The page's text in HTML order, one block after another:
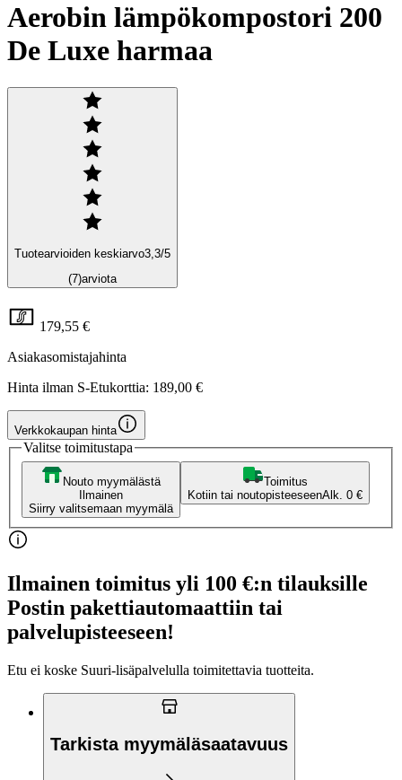
Aerobin lämpökompostori 200
De Luxe harmaa
Tuotearvioiden keskiarvo3,3/5
(7)arviota
179,55 €
Asiakasomistajahinta
Hinta ilman S-Etukorttia: 189,00 €
Verkkokaupan hinta
Valitse toimitustapa
Nouto myymälästä
Ilmainen
Siirry valitsemaan myymälä
Toimitus
Kotiin tai noutopisteeseenAlk. 0 €
Ilmainen toimitus yli 100 €:n tilauksille
Postin pakettiautomaattiin tai
palvelupisteeseen!
Etu ei koske Suuri‑lisäpalvelulla toimitettavia tuotteita.
Tarkista myymäläsaatavuus